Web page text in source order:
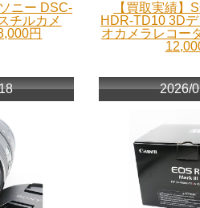
ニー DSC-
チルカメ
円
【買取実績】
HDR-TD10 3D
オカメラレコー
2026/